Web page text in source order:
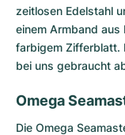
zeitlosen Edelstahl
einem Armband aus
farbigem Zifferblatt.
bei uns gebraucht
Omega
Die Omega